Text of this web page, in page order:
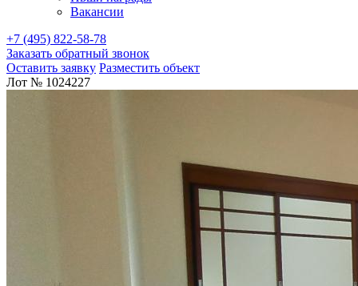
Вакансии
+7 (495) 822-58-78
Заказать обратный звонок
Оставить заявку Разместить объект
Лот № 1024227